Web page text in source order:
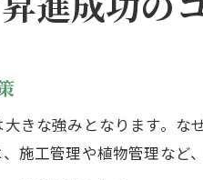
きな強みとなります。
施工管理や植物管理など